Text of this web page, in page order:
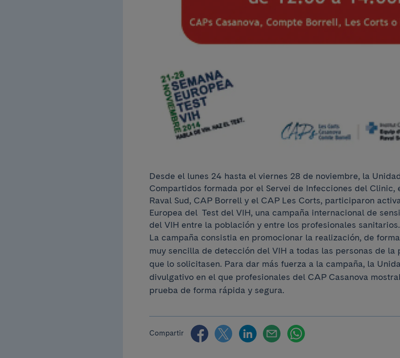
Desde el lunes 24 hasta el viernes 28 de noviembre, la
Compartidos formada por el Servei de Infecciones del Clinic,
Raval Sud, CAP Borrell y el CAP Les Corts, participaron
Europea del Test del VIH, una campaña internacional de
del VIH entre la población y entre los profesionales sanitarios.
La campaña consistia en promocionar la realización, de
muy sencilla de detección del VIH a todas las personas de
que lo solicitasen. Para dar más fuerza a la campaña, la
divulgativo en el que profesionales del CAP Casanova
prueba de forma rápida y segura.
Compartir